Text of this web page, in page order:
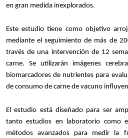
en gran medida inexplorados.
Este estudio tiene como objetivo
mediante el seguimiento de más de
través de una intervención de 12
carne. Se utilizarán imágenes
biomarcadores de nutrientes para
de consumo de carne de vacuno
El estudio está diseñado para ser
tanto estudios en laboratorio como
métodos avanzados para medir la